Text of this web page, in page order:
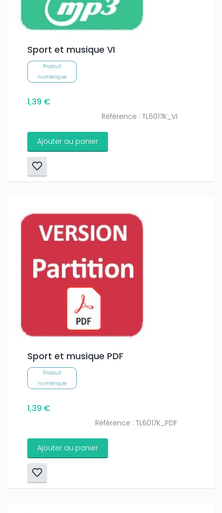
Sport et musique VI
Produit
numérique
1,39 €
Référence : TL6017K_VI
Ajouter au panier
Sport et musique PDF
Produit
numérique
1,39 €
Référence : TL6017K_PDF
Ajouter au panier